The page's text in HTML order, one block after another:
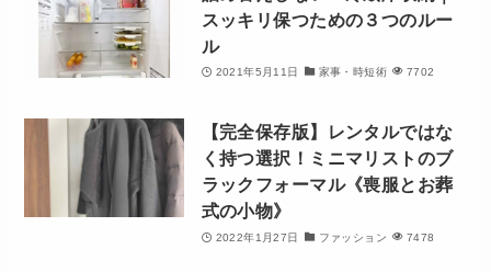
スッキリ保つための３つのルー
ル
2021年5月11日 家事・時短術 7702
【完全保存版】レンタルではな
く持つ選択！ミニマリストのブ
ラックフォーマル《喪服とお葬
式の小物》
2022年1月27日 ファッション 7478